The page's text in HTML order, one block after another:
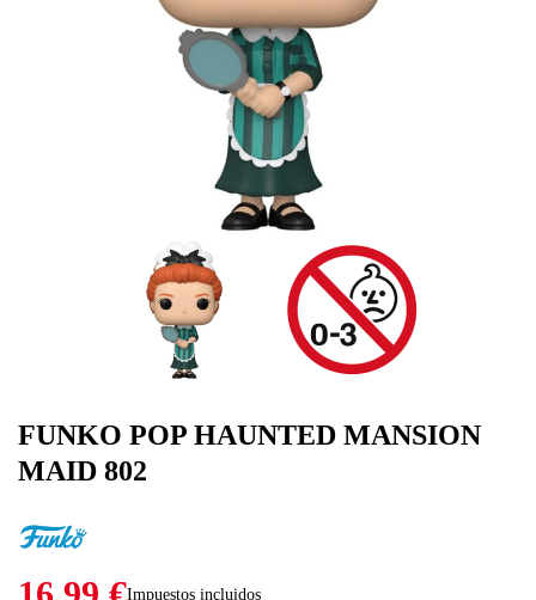
FUNKO POP HAUNTED MANSION
MAID 802
Impuestos incluidos